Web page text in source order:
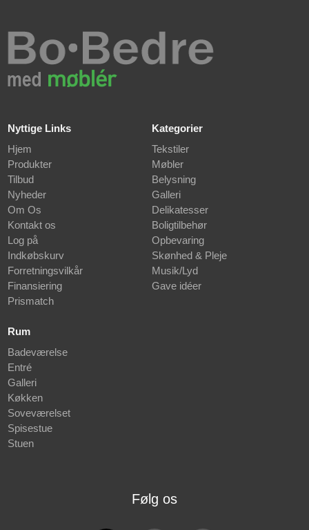
Nyttige Links
Hjem
Produkter
Tilbud
Nyheder
Om Os
Kontakt os
Log på
Indkøbskurv
Forretningsvilkår
Finansiering
Prismatch
Kategorier
Tekstiler
Møbler
Belysning
Galleri
Delikatesser
Boligtilbehør
Opbevaring
Skønhed & Pleje
Musik/Lyd
Gave idéer
Rum
Badeværelse
Entré
Galleri
Køkken
Soveværelset
Spisestue
Stuen
Følg os